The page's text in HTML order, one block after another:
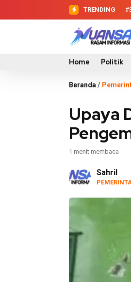
TRENDING
Home Politik
Beranda /
Upaya
1 menit membaca
Sahril